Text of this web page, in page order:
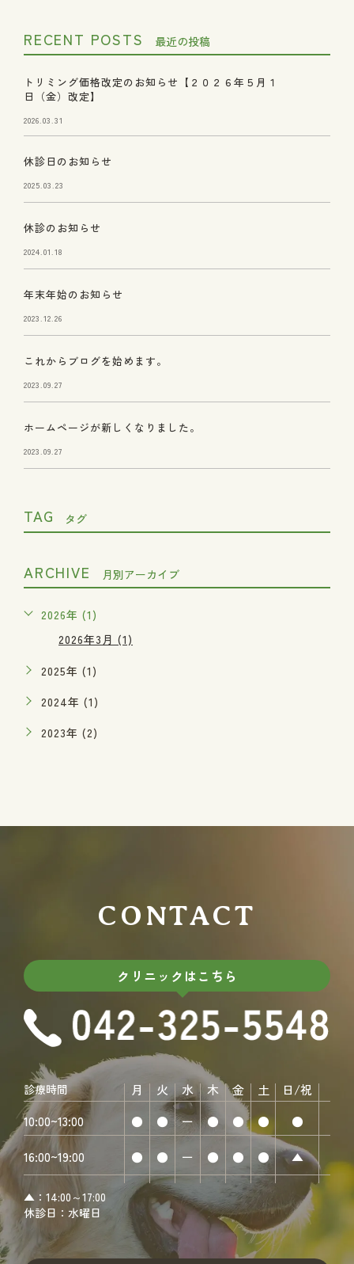
RECENT POSTS 最近の投稿
トリミング価格改定のお知らせ【２０２６年５月１
日（金）改定】
2026.03.31
休診日のお知らせ
2025.03.23
休診のお知らせ
2024.01.18
年末年始のお知らせ
2023.12.26
これからブログを始めます。
2023.09.27
ホームページが新しくなりました。
2023.09.27
TAG タグ
ARCHIVE 月別アーカイブ
2026年 (1)
2026年3月 (1)
2025年 (1)
2024年 (1)
2023年 (2)
CONTACT
クリニックはこちら
診療時間 月 火 水 木 金 土
日/祝
10:00~13:00
● ● ー ● ● ● ●
16:00~19:00 ● ● ー ● ● ● ▲
▲：14:00～17:00
休診日：水曜日